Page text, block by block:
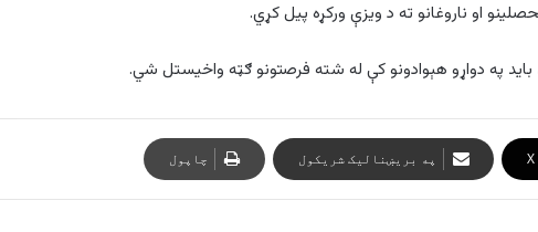
او ناروغانو ته د ويزې ورکړه پيل کړي.
باید په دواړو هېوادونو کې له شته فرصتونو ګټه واخیستل شي.
X په بریښنالیک شریکول چاپول